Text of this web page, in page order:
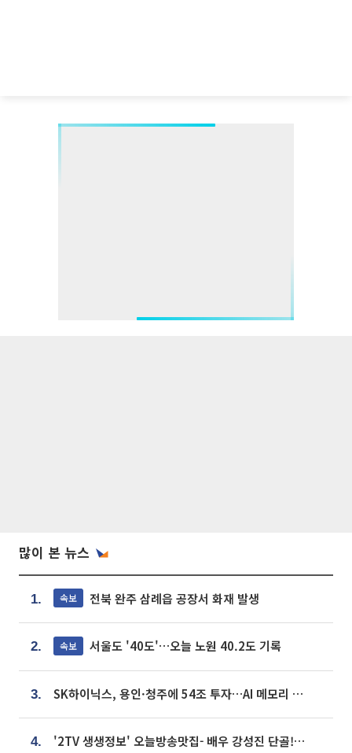
많이 본 뉴스
1. 속보 전북 완주 삼례읍 공장서 화재 발생
2. 속보 서울도 '40도'…오늘 노원 40.2도 기록
3. SK하이닉스, 용인·청주에 54조 투자…AI 메모리 생산기지 키운다
4. '2TV 생생정보' 오늘방송맛집- 배우 강성진 단골! 쌀국수ㆍ푸팟퐁 커리 맛집 '블○○○'